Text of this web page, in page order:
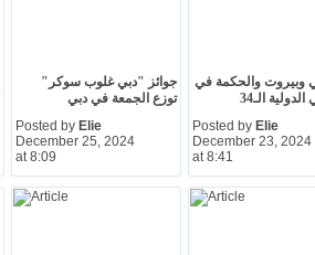
جوائز "دبي غلوب سوكر"
توزع الجمعة في دبي
Posted by Elie
December 25, 2024
at 8:09
وبيروت والحكمة في
الـ34
Posted by Elie
December 23, 2024
at 8:41